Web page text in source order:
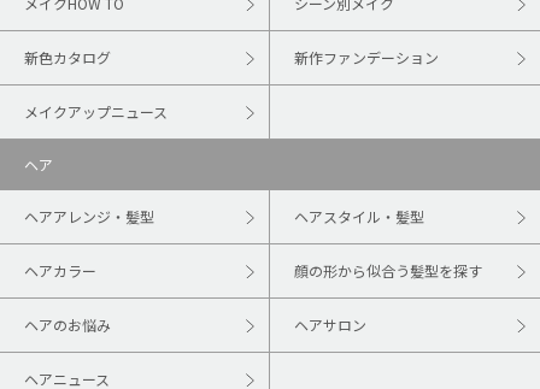
新色カタログ 新作ファンデーション
メイクアップニュース
ヘア
ヘアアレンジ・髪型 ヘアスタイル・髪型
ヘアカラー 顔の形から似合う髪型を探す
ヘアのお悩み ヘアサロン
ヘアニュース